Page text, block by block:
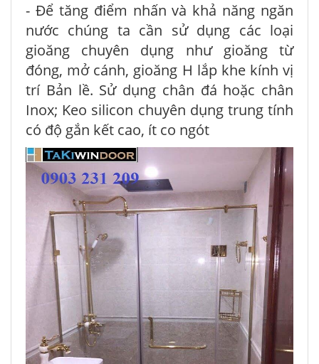
- Để tăng điểm nhấn và khả năng ngăn
nước chúng ta cần sử dụng các loại
gioăng chuyên dụng như gioăng từ
đóng, mở cánh, gioăng H lắp khe kính vị
trí Bản lề. Sử dụng chân đá hoặc chân
Inox; Keo silicon chuyên dụng trung tính
có độ gắn kết cao, ít co ngót